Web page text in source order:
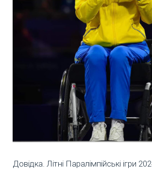
Довідка. Літні Паралімпійські ігри